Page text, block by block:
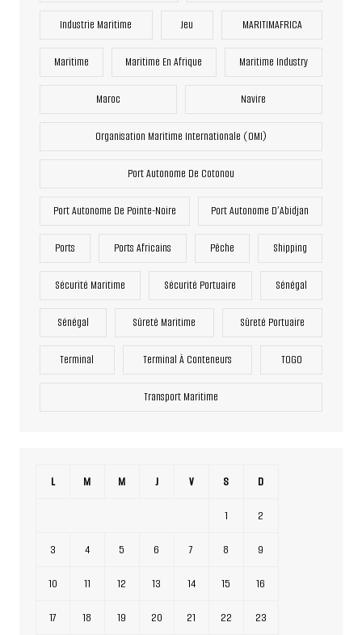
Industrie Maritime Jeu MARITIMAFRICA
Maritime Maritime En Afrique Maritime Industry
Maroc Navire
Organisation Maritime Internationale (OMI)
Port Autonome De Cotonou
Port Autonome De Pointe-Noire Port Autonome D’Abidjan
Ports Ports Africains Pêche Shipping
Sécurité Maritime Sécurité Portuaire Sénégal
Sénégal Sûreté Maritime Sûreté Portuaire
Terminal Terminal À Conteneurs TOGO
Transport Maritime
L M M J V S D
1 2
3 4 5 6 7 8 9
10 11 12 13 14 15 16
17 18 19 20 21 22 23